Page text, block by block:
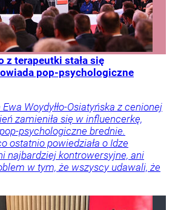
z terapeutki stała się
pop-psychologiczne
Woydyłło-Osiatyńska z cenionej
zamieniła się w influencerkę,
psychologiczne brednie.
ostatnio powiedziała o Idze
najbardziej kontrowersyjne, ani
w tym, że wszyscy udawali, że